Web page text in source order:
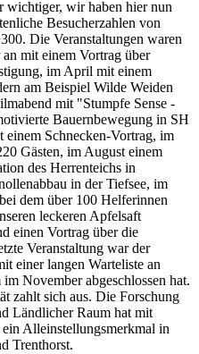
wichtiger, wir haben hier nun
Besucherzahlen von
Die Veranstaltungen waren
mit einem Vortrag über
im April mit einem
am Beispiel Wilde Weiden
mit "Stumpfe Sense -
Bauernbewegung in SH
Schnecken-Vortrag, im
Gästen, im August einem
des Herrenteichs in
in der Tiefsee, im
dem über 100 Helferinnen
leckeren Apfelsaft
einen Vortrag über die
Veranstaltung war der
einer langen Warteliste an
November abgeschlossen hat.
zahlt sich aus. Die Forschung
Ländlicher Raum hat mit
Alleinstellungsmerkmal in
Trenthorst.